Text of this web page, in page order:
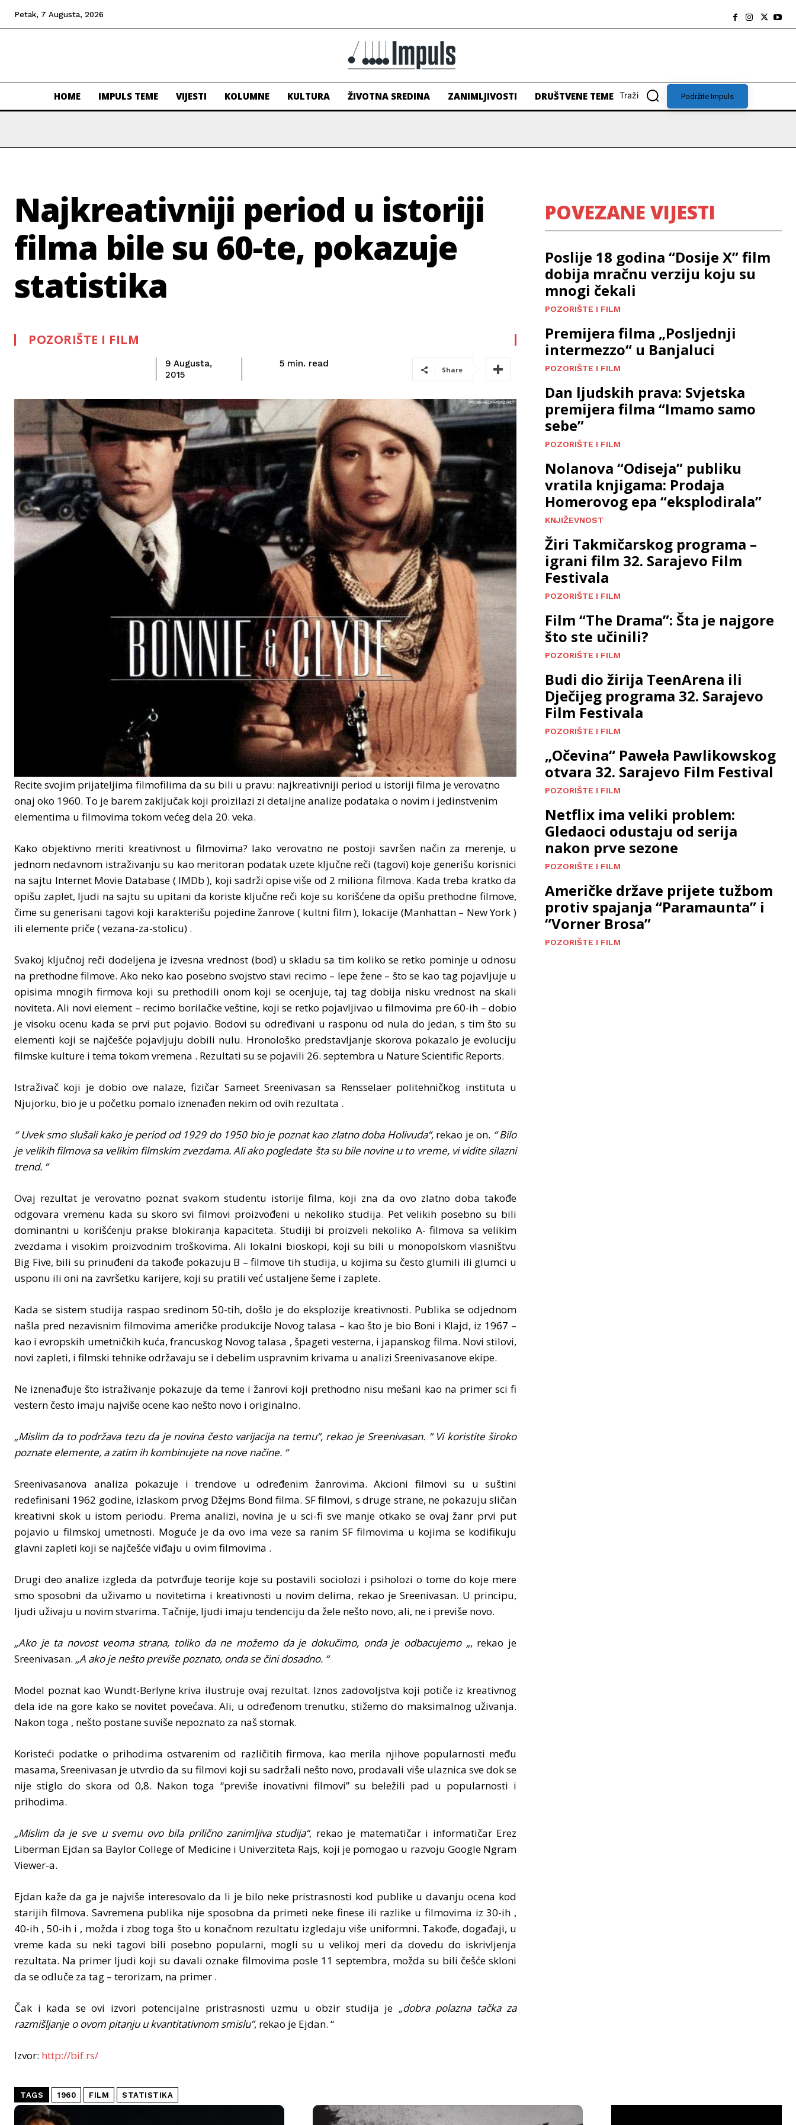
Petak, 7 Augusta, 2026
HOME IMPULS TEME VIJESTI KOLUMNE KULTURA ŽIVOTNA SREDINA ZANIMLJIVOSTI DRUŠTVENE TEME Traži Podržite Impuls
Najkreativniji period u istoriji
filma bile su 60-te, pokazuje
statistika
POZORIŠTE I FILM
9 Augusta,
2015
5 min. read
Share
Recite svojim prijateljima filmofilima da su bili u pravu: najkreativniji period u istoriji filma je verovatno
onaj oko 1960. To je barem zaključak koji proizilazi zi detaljne analize podataka o novim i jedinstvenim
elementima u filmovima tokom većeg dela 20. veka.
Kako objektivno meriti kreativnost u filmovima? Iako verovatno ne postoji savršen način za merenje, u
jednom nedavnom istraživanju su kao meritoran podatak uzete ključne reči (tagovi) koje generišu korisnici
na sajtu Internet Movie Database ( IMDb ), koji sadrži opise više od 2 miliona filmova. Kada treba kratko da
opišu zaplet, ljudi na sajtu su upitani da koriste ključne reči koje su korišćene da opišu prethodne filmove,
čime su generisani tagovi koji karakterišu pojedine žanrove ( kultni film ), lokacije (Manhattan – New York )
ili elemente priče ( vezana-za-stolicu) .
Svakoj ključnoj reči dodeljena je izvesna vrednost (bod) u skladu sa tim koliko se retko pominje u odnosu
na prethodne filmove. Ako neko kao posebno svojstvo stavi recimo – lepe žene – što se kao tag pojavljuje u
opisima mnogih firmova koji su prethodili onom koji se ocenjuje, taj tag dobija nisku vrednost na skali
noviteta. Ali novi element – recimo borilačke veštine, koji se retko pojavljivao u filmovima pre 60-ih – dobio
je visoku ocenu kada se prvi put pojavio. Bodovi su određivani u rasponu od nula do jedan, s tim što su
elementi koji se najčešće pojavljuju dobili nulu. Hronološko predstavljanje skorova pokazalo je evoluciju
filmske kulture i tema tokom vremena . Rezultati su se pojavili 26. septembra u Nature Scientific Reports.
Istraživač koji je dobio ove nalaze, fizičar Sameet Sreenivasan sa Rensselaer politehničkog instituta u
Njujorku, bio je u početku pomalo iznenađen nekim od ovih rezultata .
“ Uvek smo slušali kako je period od 1929 do 1950 bio je poznat kao zlatno doba Holivuda“, rekao je on. “ Bilo
je velikih filmova sa velikim filmskim zvezdama. Ali ako pogledate šta su bile novine u to vreme, vi vidite silazni
trend. “
Ovaj rezultat je verovatno poznat svakom studentu istorije filma, koji zna da ovo zlatno doba takođe
odgovara vremenu kada su skoro svi filmovi proizvođeni u nekoliko studija. Pet velikih posebno su bili
dominantni u korišćenju prakse blokiranja kapaciteta. Studiji bi proizveli nekoliko A- filmova sa velikim
zvezdama i visokim proizvodnim troškovima. Ali lokalni bioskopi, koji su bili u monopolskom vlasništvu
Big Five, bili su prinuđeni da takođe pokazuju B – filmove tih studija, u kojima su često glumili ili glumci u
usponu ili oni na završetku karijere, koji su pratili već ustaljene šeme i zaplete.
Kada se sistem studija raspao sredinom 50-tih, došlo je do eksplozije kreativnosti. Publika se odjednom
našla pred nezavisnim filmovima američke produkcije Novog talasa – kao što je bio Boni i Klajd, iz 1967 –
kao i evropskih umetničkih kuća, francuskog Novog talasa , špageti vesterna, i japanskog filma. Novi stilovi,
novi zapleti, i filmski tehnike održavaju se i debelim uspravnim krivama u analizi Sreenivasanove ekipe.
Ne iznenađuje što istraživanje pokazuje da teme i žanrovi koji prethodno nisu mešani kao na primer sci fi
vestern često imaju najviše ocene kao nešto novo i originalno.
„Mislim da to podržava tezu da je novina često varijacija na temu“, rekao je Sreenivasan. “ Vi koristite široko
poznate elemente, a zatim ih kombinujete na nove načine. “
Sreenivasanova analiza pokazuje i trendove u određenim žanrovima. Akcioni filmovi su u suštini
redefinisani 1962 godine, izlaskom prvog Džejms Bond filma. SF filmovi, s druge strane, ne pokazuju sličan
kreativni skok u istom periodu. Prema analizi, novina je u sci-fi sve manje otkako se ovaj žanr prvi put
pojavio u filmskoj umetnosti. Moguće je da ovo ima veze sa ranim SF filmovima u kojima se kodifikuju
glavni zapleti koji se najčešće viđaju u ovim filmovima .
Drugi deo analize izgleda da potvrđuje teorije koje su postavili sociolozi i psiholozi o tome do koje mere
smo sposobni da uživamo u novitetima i kreativnosti u novim delima, rekao je Sreenivasan. U principu,
ljudi uživaju u novim stvarima. Tačnije, ljudi imaju tendenciju da žele nešto novo, ali, ne i previše novo.
„Ako je ta novost veoma strana, toliko da ne možemo da je dokučimo, onda je odbacujemo „, rekao je
Sreenivasan. „A ako je nešto previše poznato, onda se čini dosadno. “
Model poznat kao Wundt-Berlyne kriva ilustruje ovaj rezultat. Iznos zadovoljstva koji potiče iz kreativnog
dela ide na gore kako se novitet povećava. Ali, u određenom trenutku, stižemo do maksimalnog uživanja.
Nakon toga , nešto postane suviše nepoznato za naš stomak.
Koristeći podatke o prihodima ostvarenim od različitih firmova, kao merila njihove popularnosti među
masama, Sreenivasan je utvrdio da su filmovi koji su sadržali nešto novo, prodavali više ulaznica sve dok se
nije stiglo do skora od 0,8. Nakon toga “previše inovativni filmovi” su beležili pad u popularnosti i
prihodima.
„Mislim da je sve u svemu ovo bila prilično zanimljiva studija“, rekao je matematičar i informatičar Erez
Liberman Ejdan sa Baylor College of Medicine i Univerziteta Rajs, koji je pomogao u razvoju Google Ngram
Viewer-a.
Ejdan kaže da ga je najviše interesovalo da li je bilo neke pristrasnosti kod publike u davanju ocena kod
starijih filmova. Savremena publika nije sposobna da primeti neke finese ili razlike u filmovima iz 30-ih ,
40-ih , 50-ih i , možda i zbog toga što u konačnom rezultatu izgledaju više uniformni. Takođe, događaji, u
vreme kada su neki tagovi bili posebno popularni, mogli su u velikoj meri da dovedu do iskrivljenja
rezultata. Na primer ljudi koji su davali oznake filmovima posle 11 septembra, možda su bili češće skloni
da se odluče za tag – terorizam, na primer .
Čak i kada se ovi izvori potencijalne pristrasnosti uzmu u obzir studija je „dobra polazna tačka za
razmišljanje o ovom pitanju u kvantitativnom smislu”, rekao je Ejdan. “
Izvor: http://bif.rs/
TAGS 1960 FILM STATISTIKA
POVEZANE VIJESTI
Poslije 18 godina “Dosije X” film
dobija mračnu verziju koju su
mnogi čekali
POZORIŠTE I FILM
Premijera filma „Posljednji
intermezzo“ u Banjaluci
POZORIŠTE I FILM
Dan ljudskih prava: Svjetska
premijera filma “Imamo samo
sebe”
POZORIŠTE I FILM
Nolanova “Odiseja” publiku
vratila knjigama: Prodaja
Homerovog epa “eksplodirala”
KNJIŽEVNOST
Žiri Takmičarskog programa –
igrani film 32. Sarajevo Film
Festivala
POZORIŠTE I FILM
Film “The Drama”: Šta je najgore
što ste učinili?
POZORIŠTE I FILM
Budi dio žirija TeenArena ili
Dječijeg programa 32. Sarajevo
Film Festivala
POZORIŠTE I FILM
„Očevina“ Paweła Pawlikowskog
otvara 32. Sarajevo Film Festival
POZORIŠTE I FILM
Netflix ima veliki problem:
Gledaoci odustaju od serija
nakon prve sezone
POZORIŠTE I FILM
Američke države prijete tužbom
protiv spajanja “Paramaunta” i
“Vorner Brosa”
POZORIŠTE I FILM